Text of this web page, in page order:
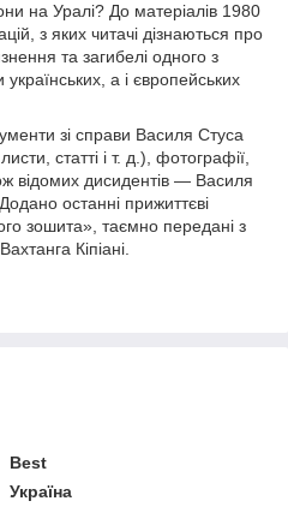
на Уралі? До матеріалів 1980
з яких читачі дізнаються про
та загибелі одного з
а і європейських
зі справи Василя Стуса
статті і т. д.), фотографії,
відомих дисидентів — Василя
останні прижиттєві
зошита», таємно передані з
Кіпіані.
Best
Україна